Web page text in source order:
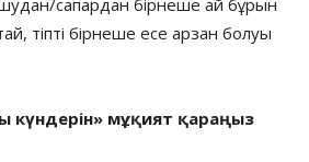
тіпті бірнеше есе арзан болуы
күндерін» мұқият қараңыз